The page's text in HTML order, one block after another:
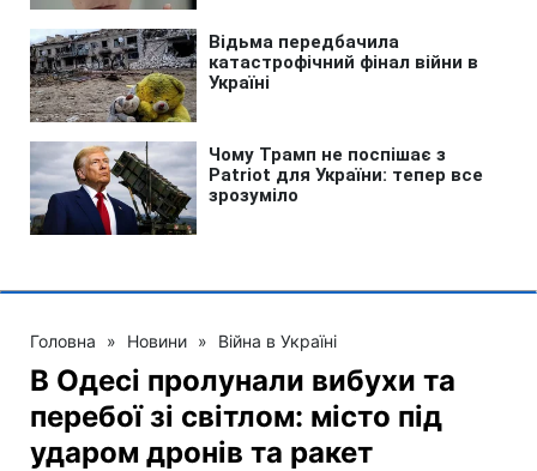
Головна » Новини » Війна в Україні
В Одесі пролунали вибухи та
перебої зі світлом: місто під
ударом дронів та ракет